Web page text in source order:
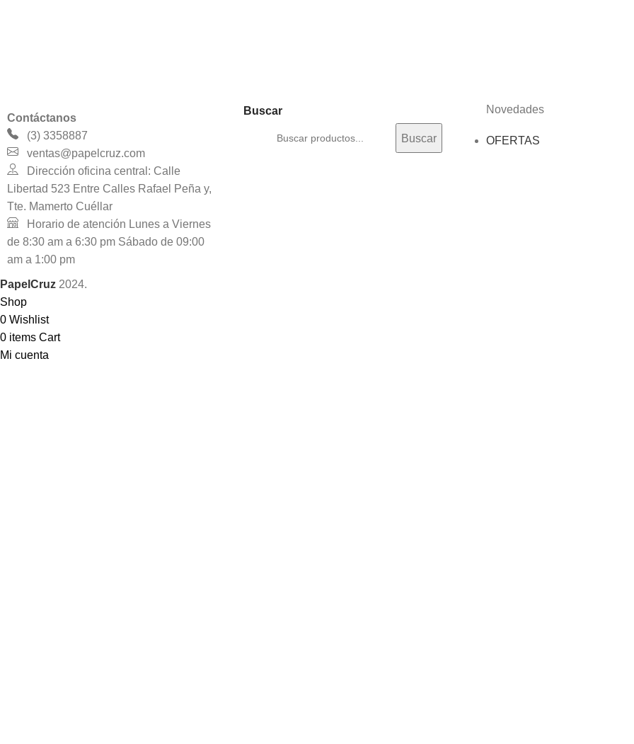
Contáctanos
(3) 3358887
ventas@papelcruz.com
Dirección oficina central: Calle
Libertad 523 Entre Calles Rafael Peña y,
Tte. Mamerto Cuéllar
Horario de atención Lunes a Viernes
de 8:30 am a 6:30 pm Sábado de 09:00
am a 1:00 pm
Buscar
Buscar
Novedades
OFERTAS
PapelCruz 2024.
Shop
0 Wishlist
0 items Cart
Mi cuenta